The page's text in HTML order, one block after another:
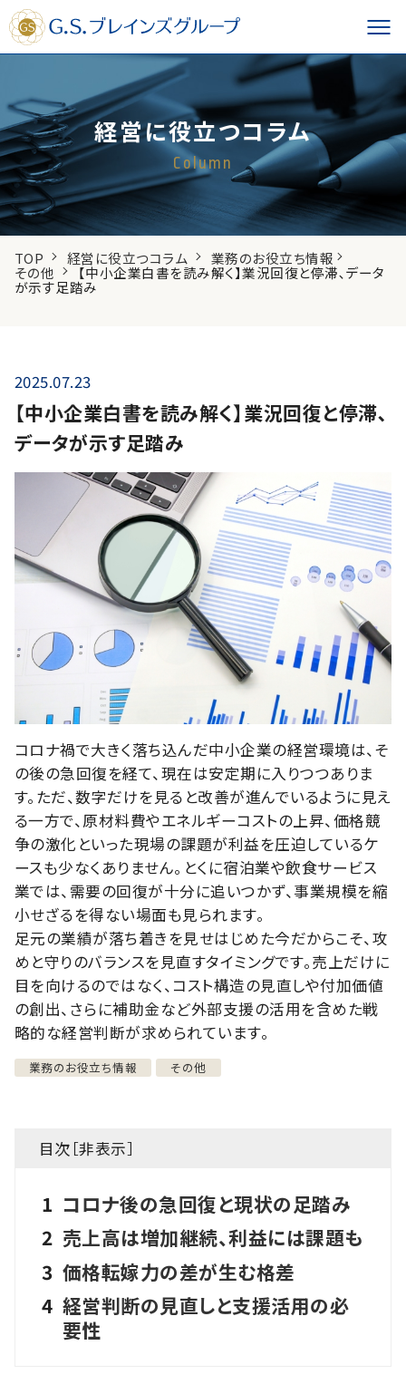
経営に役立つコラム
Column
TOP 経営に役立つコラム 業務のお役立ち情報
その他 【中小企業白書を読み解く】業況回復と停滞､データ
が示す足踏み
2025.07.23
【中小企業白書を読み解く】業況回復と停滞､
データが示す足踏み
コロナ禍で大きく落ち込んだ中小企業の経営環境は、そ
の後の急回復を経て、現在は安定期に入りつつありま
す。ただ、数字だけを見ると改善が進んでいるように見え
る一方で、原材料費やエネルギーコストの上昇、価格競
争の激化といった現場の課題が利益を圧迫しているケ
ースも少なくありません。とくに宿泊業や飲食サービス
業では、需要の回復が十分に追いつかず、事業規模を縮
小せざるを得ない場面も見られます。
足元の業績が落ち着きを見せはじめた今だからこそ、攻
めと守りのバランスを見直すタイミングです。売上だけに
目を向けるのではなく、コスト構造の見直しや付加価値
の創出、さらに補助金など外部支援の活用を含めた戦
略的な経営判断が求められています。
業務のお役立ち情報 その他
目次［非表示］
1 コロナ後の急回復と現状の足踏み
2 売上高は増加継続、利益には課題も
3 価格転嫁力の差が生む格差
4 経営判断の見直しと支援活用の必
要性